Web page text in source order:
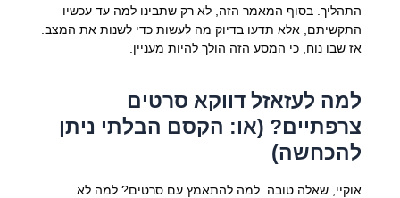
התהליך. בסוף המאמר הזה, לא רק שתבינו למה עד עכשיו
התקשיתם, אלא תדעו בדיוק מה לעשות כדי לשנות את המצב.
אז שבו נוח, כי המסע הזה הולך להיות מעניין.
למה לעזאזל דווקא סרטים
צרפתיים? (או: הקסם הבלתי ניתן
להכחשה)
אוקיי, שאלה טובה. למה להתאמץ עם סרטים? למה לא